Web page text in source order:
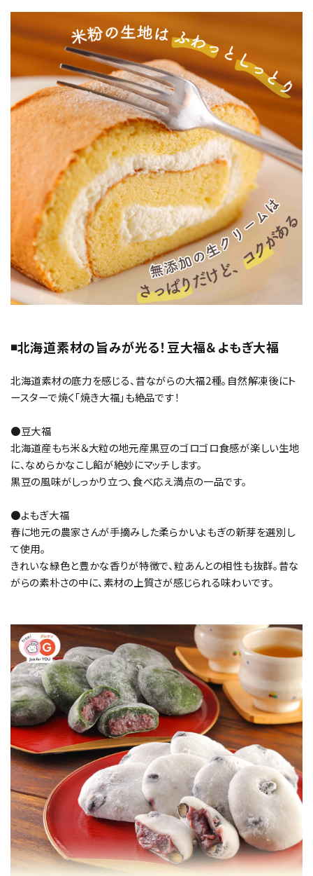
◾️北海道素材の旨みが光る！豆大福＆よもぎ大福
北海道素材の底力を感じる、昔ながらの大福2種。自然解凍後にト
ースターで焼く「焼き大福」も絶品です！
●豆大福
北海道産もち米＆大粒の地元産黒豆のゴロゴロ食感が楽しい生地
に、なめらかなこし餡が絶妙にマッチします。
黒豆の風味がしっかり立つ、食べ応え満点の一品です。
●よもぎ大福
春に地元の農家さんが手摘みした柔らかいよもぎの新芽を選別し
て使用。
きれいな緑色と豊かな香りが特徴で、粒あんとの相性も抜群。昔な
がらの素朴さの中に、素材の上質さが感じられる味わいです。